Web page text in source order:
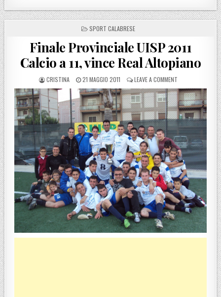
POSTED IN
SPORT CALABRESE
Finale Provinciale UISP 2011
Calcio a 11, vince Real Altopiano
POSTED BY
CRISTINA POSTED ON
21 MAGGIO 2011 LEAVE A COMMENTON FINALE